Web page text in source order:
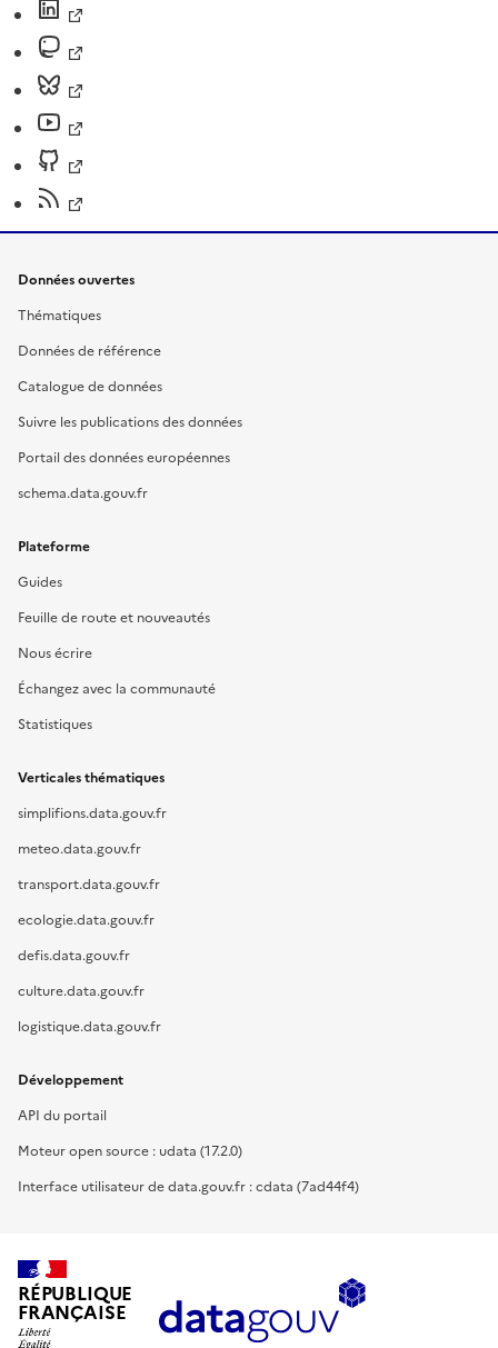
Données ouvertes
Thématiques
Données de référence
Catalogue de données
Suivre les publications des données
Portail des données européennes
schema.data.gouv.fr
Plateforme
Guides
Feuille de route et nouveautés
Nous écrire
Échangez avec la communauté
Statistiques
Verticales thématiques
simplifions.data.gouv.fr
meteo.data.gouv.fr
transport.data.gouv.fr
ecologie.data.gouv.fr
defis.data.gouv.fr
culture.data.gouv.fr
logistique.data.gouv.fr
Développement
API du portail
Moteur open source : udata (17.2.0)
Interface utilisateur de data.gouv.fr : cdata (7ad44f4)
RÉPUBLIQUE
FRANÇAISE